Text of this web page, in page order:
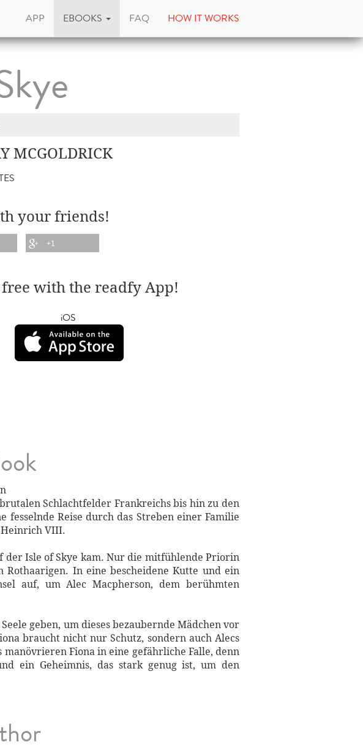
APP EBOOKS FAQ HOW IT WORKS
MCGOLDRICK
your friends!
+1
with the readfy App!
iOS
Schlachtfelder Frankreichs bis hin zu den
fesselnde Reise durch das Streben einer Familie
Heinrich VIII.
der Isle of Skye kam. Nur die mitfühlende Priorin
In eine bescheidene Kutte und ein
auf, um Alec Macpherson, dem berühmten
geben, um dieses bezaubernde Mädchen vor
braucht nicht nur Schutz, sondern auch Alecs
Fiona in eine gefährliche Falle, denn
ein Geheimnis, das stark genug ist, um den